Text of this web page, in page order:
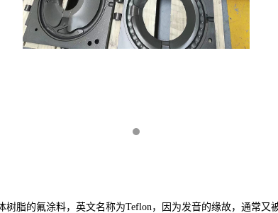
脂的氟涂料，英文名称为Teflon，因为发音的缘故，通常又